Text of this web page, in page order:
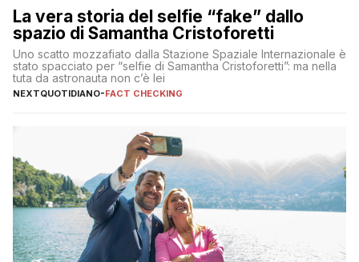
La vera storia del selfie “fake” dallo
spazio di Samantha Cristoforetti
Uno scatto mozzafiato dalla Stazione Spaziale Internazionale è
stato spacciato per “selfie di Samantha Cristoforetti”: ma nella
tuta da astronauta non c’è lei
NEXTQUOTIDIANO-FACT CHECKING